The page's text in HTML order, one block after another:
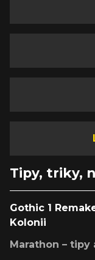
Tipy, triky,
Gothic 1
Kolonii
Marathon –